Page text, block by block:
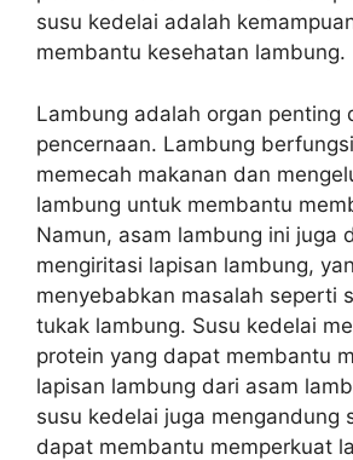
susu kedelai adalah
membantu kesehatan lambung.
Lambung adalah organ penting
pencernaan. Lambung
memecah makanan dan
lambung untuk membantu
Namun, asam lambung ini juga
mengiritasi lapisan lambung,
menyebabkan masalah seperti
tukak lambung. Susu kedelai
protein yang dapat membantu
lapisan lambung dari asam
susu kedelai juga mengandung
dapat membantu memperkuat